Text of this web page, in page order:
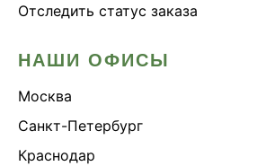
Отследить статус заказа
НАШИ ОФИСЫ
Москва
Санкт-Петербург
Краснодар